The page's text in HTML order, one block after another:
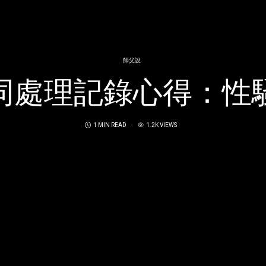
師父說
處理記錄心得：性
1 MIN READ 1.2K VIEWS